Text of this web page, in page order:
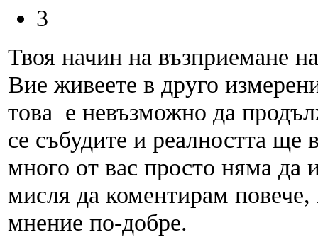
3
Твоя начин на възприемане
Вие живеете в друго
това е невъзможно да
се събудите и реалността ще
много от вас просто няма да
мисля да коментирам повече,
мнение по-добре.